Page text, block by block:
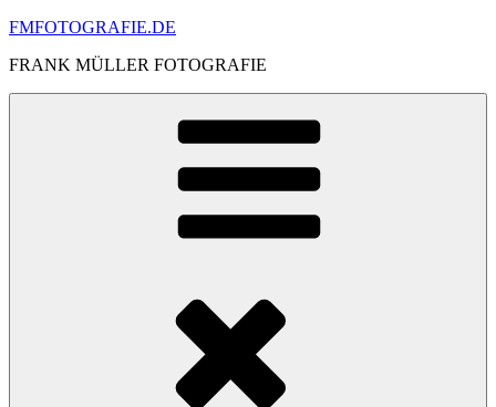
Skip
content
FMFOTOGRAFIE.DE
FRANK MÜLLER FOTOGRAFIE